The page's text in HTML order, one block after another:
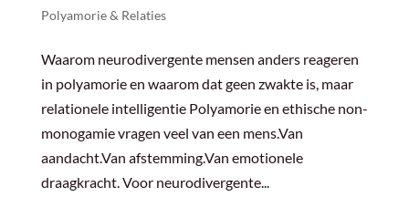
Polyamorie & Relaties
Waarom neurodivergente mensen anders reageren
in polyamorie en waarom dat geen zwakte is, maar
relationele intelligentie Polyamorie en ethische non-
monogamie vragen veel van een mens.Van
aandacht.Van afstemming.Van emotionele
draagkracht. Voor neurodivergente...